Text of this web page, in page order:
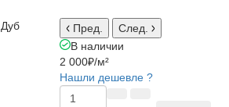
Пред.
След.
В наличии
2 000₽/м²
Нашли дешевле ?